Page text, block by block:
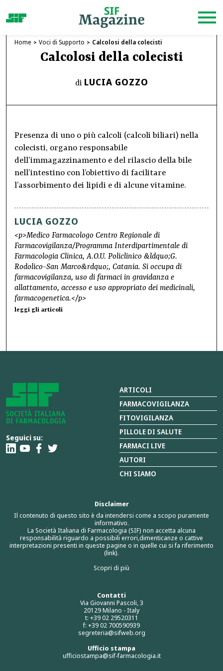
Home Voci di Supporto Calcolosi della colecisti
Calcolosi della colecisti
di LUCIA GOZZO
Presenza di uno o più calcoli (calcoli biliari) nella
colecisti, organo responsabile
dell’immagazzinamento e del rilascio della bile
nell’intestino con l’obiettivo di facilitare
l’assorbimento dei lipidi e di alcune vitamine.
LUCIA GOZZO
<p>Medico Farmacologo Centro Regionale di
Farmacovigilanza/Programma Interdipartimentale di
Farmacologia Clinica, A.O.U. Policlinico &ldquo;G.
Rodolico-San Marco&rdquo;, Catania. Si occupa di
farmacovigilanza, uso di farmaci in gravidanza e
allattamento, accesso e uso appropriato dei medicinali,
farmacogenetica.</p>
leggi gli articoli
Seguici su:
Contatti
Via Giovanni Pascoli, 3
20129 Milano - Italy
t: +39 02 29520311
f: +39 02 700590939
segreteria@sifweb.org
Ufficio stampa
ufficiostampa@sif-farmacologia.it
Disclaimer
Il contenuto di questo sito è da intendersi come a scopo puramente
informativo.
La Società Italiana di Farmacologia (SIF) non accetta alcuna
responsabilità riguardo a possibili errori,dimenticanze o cattive
interpretazioni presenti in queste pagine o in quelle cui si fa riferimento
(link).
Scopri di più
ARTICOLI
FARMACOVIGILANZA
FITOVIGILANZA
PILLOLE DI SALUTE
FARMACI LIVE
AUTORI
CHI SIAMO